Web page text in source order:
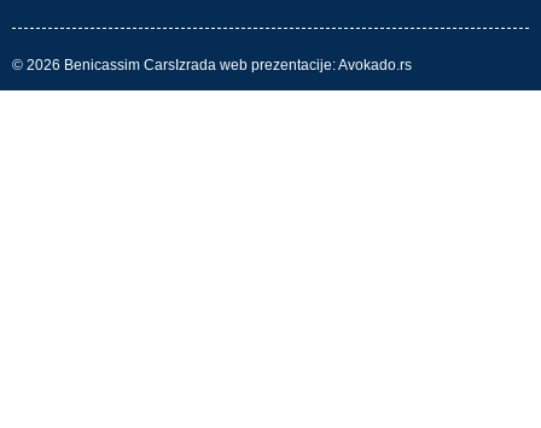
© 2026 Benicassim CarsIzrada web prezentacije:Avokado.rs